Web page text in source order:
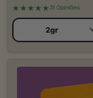
★★★★★31 Opiniões